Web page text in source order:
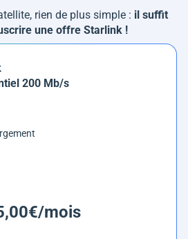
rien de plus simple : il suffit
une offre Starlink !
200 Mb/s
mois